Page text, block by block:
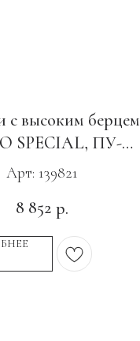
с высоким берцем
SPECIAL, ПУ-
КС светло-зеленые
Арт: 139821
8 852 р.